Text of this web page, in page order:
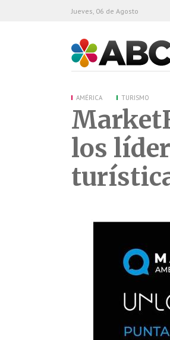
ABC
Jueves, 06 de Agosto
AMÉRICA TURISMO
los